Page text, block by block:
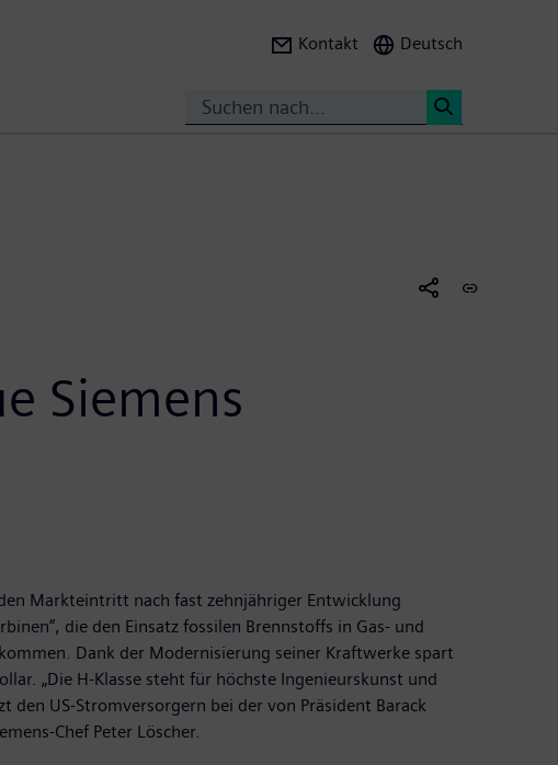
Kontakt Deutsch
Siemens
Markteintritt nach fast zehnjähriger Entwicklung
die den Einsatz fossilen Brennstoffs in Gas- und
Dank der Modernisierung seiner Kraftwerke spart
„Die H-Klasse steht für höchste Ingenieurskunst und
US-Stromversorgern bei der von Präsident Barack
Chef Peter Löscher.